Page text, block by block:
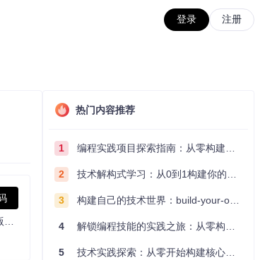
登录 注册
热门内容推荐
1 编程实践项目探索指南：从零构建技术能力体系
2 技术解构式学习：从0到1构建你的编程知识体系
3 构建自己的技术世界：build-your-own-x项目的实践探索指南
4 解锁编程技能的实践之旅：从零构建你的技术世界
5 技术实践探索：从零开始构建核心系统的实践指南